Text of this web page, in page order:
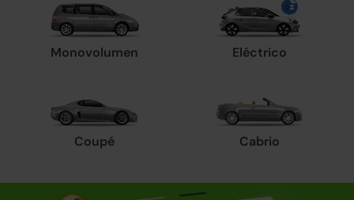
Monovolumen Eléctrico
Coupé Cabrio